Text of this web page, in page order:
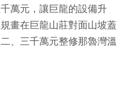
萬元，讓巨龍的設備升
畫在巨龍山莊對面山坡蓋
、三千萬元整修那魯灣溫